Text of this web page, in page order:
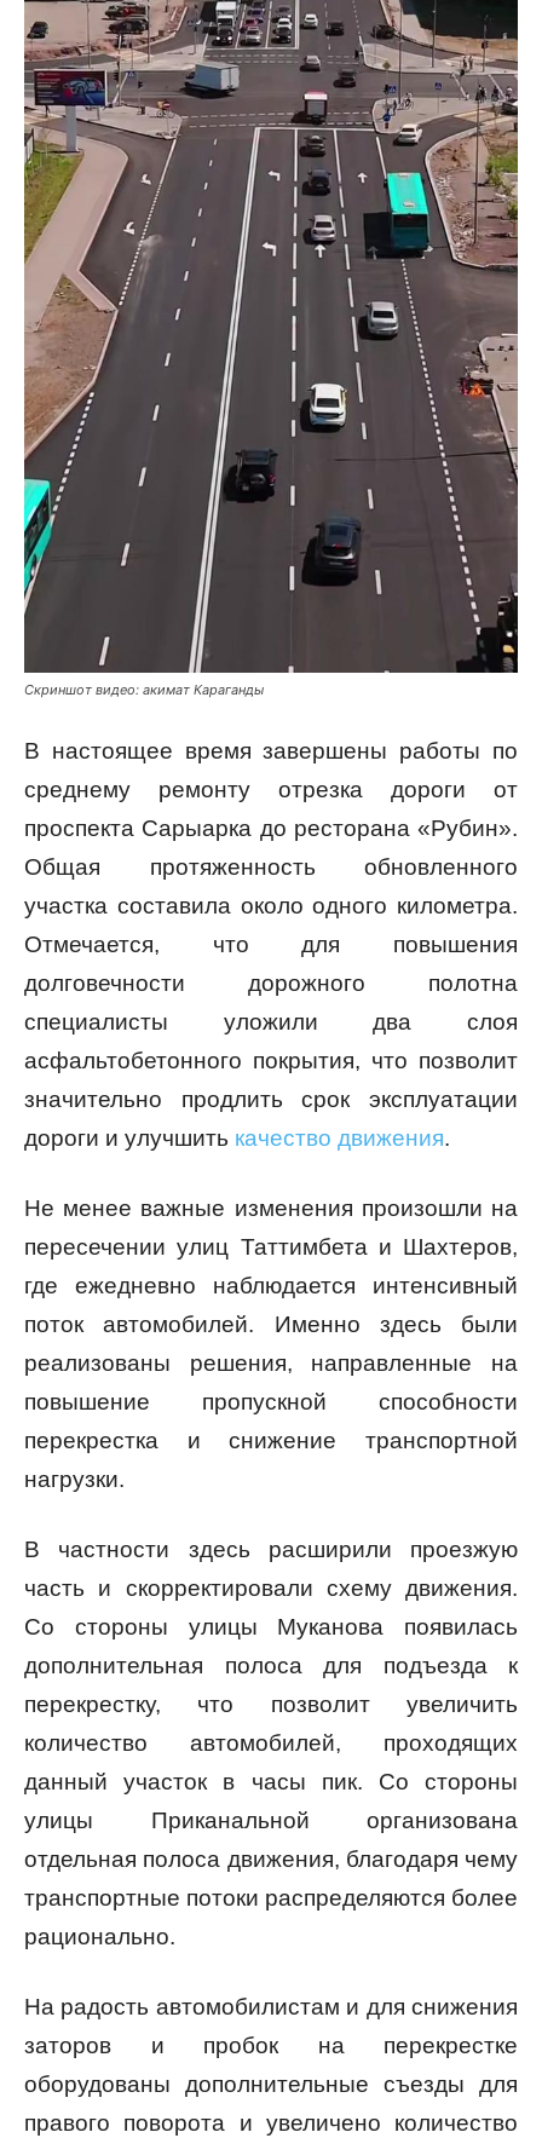
Скриншот видео: акимат Караганды
В настоящее время завершены работы по
среднему ремонту отрезка дороги от
проспекта Сарыарка до ресторана «Рубин».
Общая протяженность обновленного
участка составила около одного километра.
Отмечается, что для повышения
долговечности дорожного полотна
специалисты уложили два слоя
асфальтобетонного покрытия, что позволит
значительно продлить срок эксплуатации
дороги и улучшить качество движения.
Не менее важные изменения произошли на
пересечении улиц Таттимбета и Шахтеров,
где ежедневно наблюдается интенсивный
поток автомобилей. Именно здесь были
реализованы решения, направленные на
повышение пропускной способности
перекрестка и снижение транспортной
нагрузки.
В частности здесь расширили проезжую
часть и скорректировали схему движения.
Со стороны улицы Муканова появилась
дополнительная полоса для подъезда к
перекрестку, что позволит увеличить
количество автомобилей, проходящих
данный участок в часы пик. Со стороны
улицы Приканальной организована
отдельная полоса движения, благодаря чему
транспортные потоки распределяются более
рационально.
На радость автомобилистам и для снижения
заторов и пробок на перекрестке
оборудованы дополнительные съезды для
правого поворота и увеличено количество